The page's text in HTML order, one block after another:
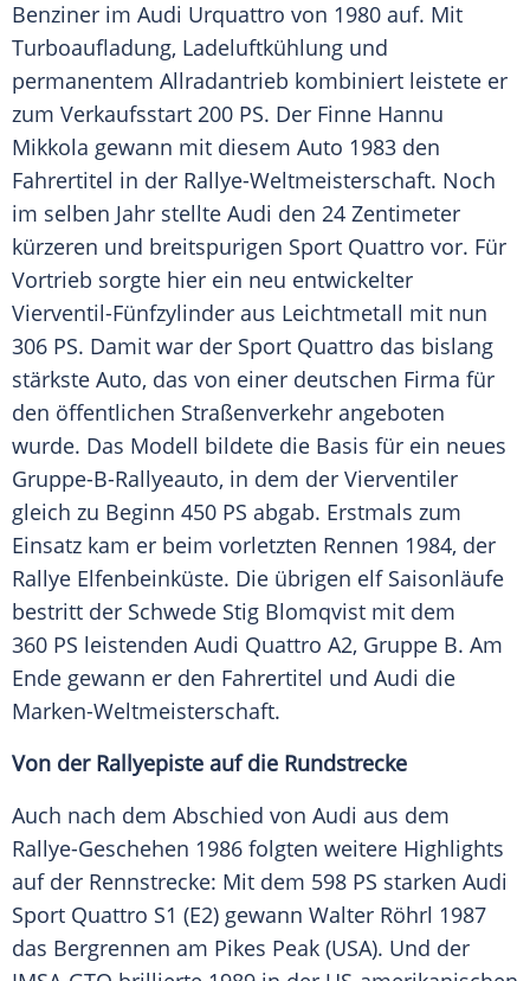
Benziner im Audi Urquattro von 1980 auf. Mit
Turboaufladung, Ladeluftkühlung und
permanentem Allradantrieb kombiniert leistete er
zum Verkaufsstart 200 PS. Der Finne Hannu
Mikkola gewann mit diesem Auto 1983 den
Fahrertitel in der Rallye-Weltmeisterschaft. Noch
im selben Jahr stellte Audi den 24 Zentimeter
kürzeren und breitspurigen Sport Quattro vor. Für
Vortrieb sorgte hier ein neu entwickelter
Vierventil-Fünfzylinder aus Leichtmetall mit nun
306 PS. Damit war der Sport Quattro das bislang
stärkste Auto, das von einer deutschen Firma für
den öffentlichen Straßenverkehr angeboten
wurde. Das Modell bildete die Basis für ein neues
Gruppe-B-Rallyeauto, in dem der Vierventiler
gleich zu Beginn 450 PS abgab. Erstmals zum
Einsatz kam er beim vorletzten Rennen 1984, der
Rallye Elfenbeinküste. Die übrigen elf Saisonläufe
bestritt der Schwede Stig Blomqvist mit dem
360 PS leistenden Audi Quattro A2, Gruppe B. Am
Ende gewann er den Fahrertitel und Audi die
Marken-Weltmeisterschaft.
Von der Rallyepiste auf die Rundstrecke
Auch nach dem Abschied von Audi aus dem
Rallye-Geschehen 1986 folgten weitere Highlights
auf der Rennstrecke: Mit dem 598 PS starken Audi
Sport Quattro S1 (E2) gewann Walter Röhrl 1987
das Bergrennen am Pikes Peak (USA). Und der